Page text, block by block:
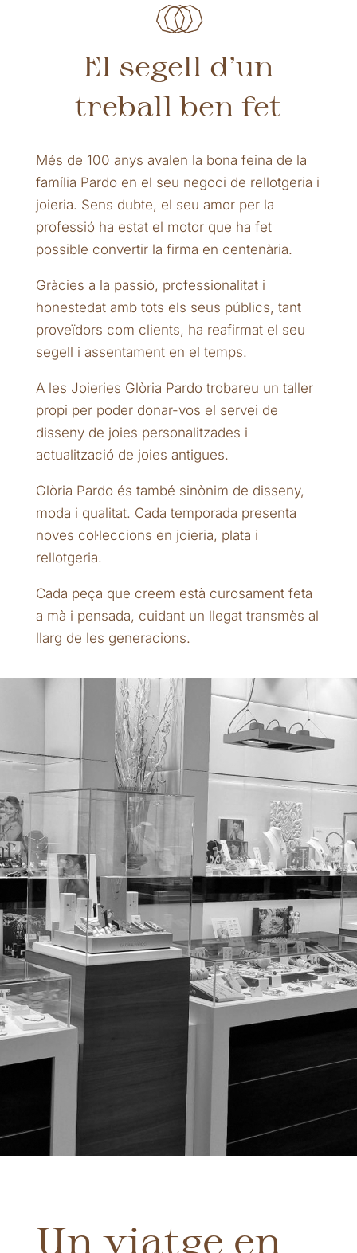
El segell d’un
treball ben fet
Més de 100 anys avalen la bona feina de la
família Pardo en el seu negoci de rellotgeria i
joieria. Sens dubte, el seu amor per la
professió ha estat el motor que ha fet
possible convertir la firma en centenària.
Gràcies a la passió, professionalitat i
honestedat amb tots els seus públics, tant
proveïdors com clients, ha reafirmat el seu
segell i assentament en el temps.
A les Joieries Glòria Pardo trobareu un taller
propi per poder donar-vos el servei de
disseny de joies personalitzades i
actualització de joies antigues.
Glòria Pardo és també sinònim de disseny,
moda i qualitat. Cada temporada presenta
noves col·leccions en joieria, plata i
rellotgeria.
Cada peça que creem està curosament feta
a mà i pensada, cuidant un llegat transmès al
llarg de les generacions.
Un viatge en